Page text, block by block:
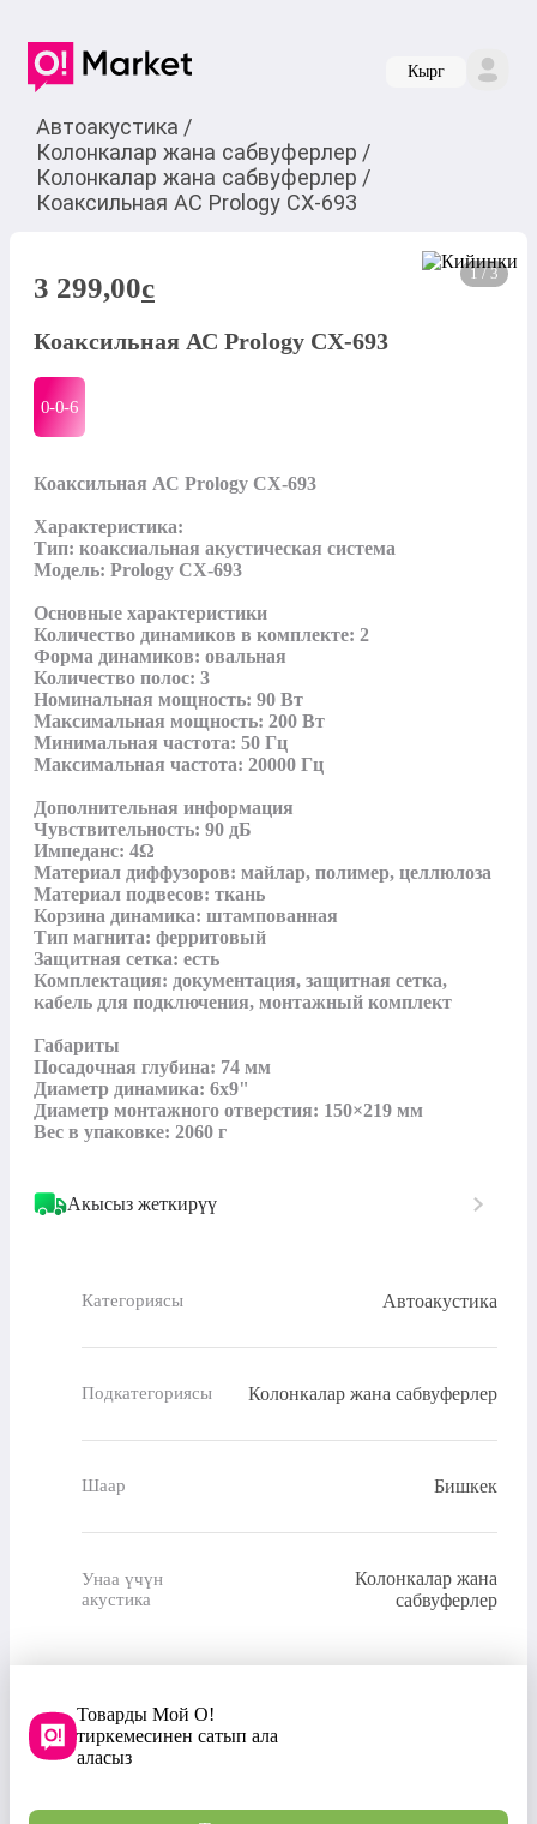
Кырг
Автоакустика /
Колонкалар жана сабвуферлер /
Колонкалар жана сабвуферлер /
Коаксильная АС Prology CX-693
1 / 3
3 299,00c
Коаксильная АС Prology CX-693
0-0-6
Коаксильная АС Prology CX-693
Характеристика:
Тип: коаксиальная акустическая система
Модель: Prology CX-693
Основные характеристики
Количество динамиков в комплекте: 2
Форма динамиков: овальная
Количество полос: 3
Номинальная мощность: 90 Вт
Максимальная мощность: 200 Вт
Минимальная частота: 50 Гц
Максимальная частота: 20000 Гц
Дополнительная информация
Чувствительность: 90 дБ
Импеданс: 4Ω
Материал диффузоров: майлар, полимер, целлюлоза
Материал подвесов: ткань
Корзина динамика: штампованная
Тип магнита: ферритовый
Защитная сетка: есть
Комплектация: документация, защитная сетка,
кабель для подключения, монтажный комплект
Габариты
Посадочная глубина: 74 мм
Диаметр динамика: 6x9"
Диаметр монтажного отверстия: 150×219 мм
Вес в упаковке: 2060 г
Акысыз жеткирүү
Категориясы Автоакустика
Подкатегориясы Колонкалар жана сабвуферлер
Шаар Бишкек
Унаа үчүн
акустика
Колонкалар жана
сабвуферлер
Товарды Мой О!
тиркемесинен сатып ала
аласыз